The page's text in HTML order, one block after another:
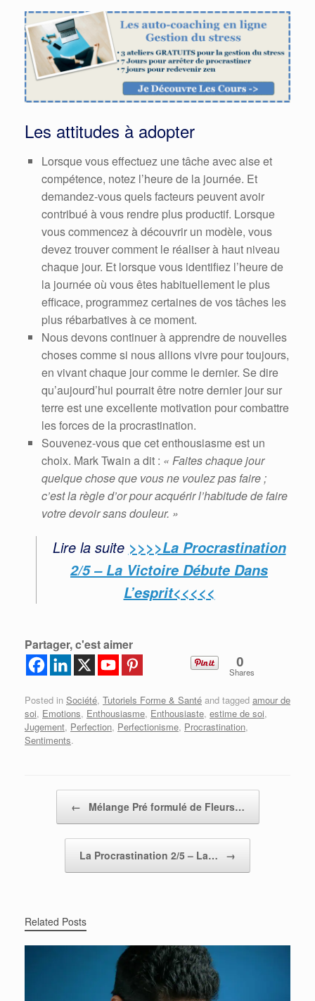
Les attitudes à adopter
Lorsque vous effectuez une tâche avec aise et
compétence, notez l’heure de la journée. Et
demandez-vous quels facteurs peuvent avoir
contribué à vous rendre plus productif. Lorsque
vous commencez à découvrir un modèle, vous
devez trouver comment le réaliser à haut niveau
chaque jour. Et lorsque vous identifiez l’heure de
la journée où vous êtes habituellement le plus
efficace, programmez certaines de vos tâches les
plus rébarbatives à ce moment.
Nous devons continuer à apprendre de nouvelles
choses comme si nous allions vivre pour toujours,
en vivant chaque jour comme le dernier. Se dire
qu’aujourd’hui pourrait être notre dernier jour sur
terre est une excellente motivation pour combattre
les forces de la procrastination.
Souvenez-vous que cet enthousiasme est un
choix. Mark Twain a dit : « Faites chaque jour
quelque chose que vous ne voulez pas faire ;
c’est la règle d’or pour acquérir l’habitude de faire
votre devoir sans douleur. »
Lire la suite >>>>La Procrastination
2/5 – La Victoire Débute Dans
L’esprit<<<<<
Partager, c'est aimer
0
Shares
Posted in Société, Tutoriels Forme & Santé and tagged amour de
soi, Emotions, Enthousiasme, Enthousiaste, estime de soi,
Jugement, Perfection, Perfectionisme, Procrastination,
Sentiments.
Post navigation
← Mélange Pré formulé de Fleurs…
La Procrastination 2/5 – La… →
Related Posts